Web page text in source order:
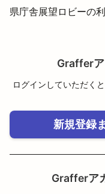
県庁舎展望ロビーの
Graffer
ログインしていただく
新規登録
Grafferア